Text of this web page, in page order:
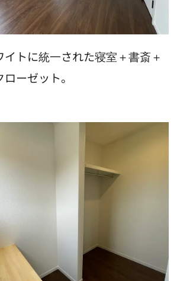
イトに統一された寝室＋書斎＋
ーゼット。